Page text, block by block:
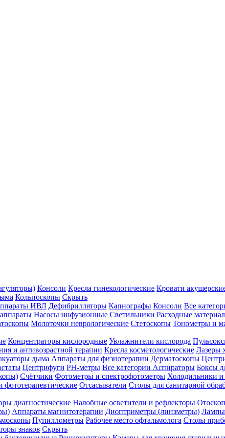
Консоли Кресла гинекологические Кровати
Кольпоскопы Скрыть
ИВЛ Дефибрилляторы Капнографы Консоли Все
Насосы инфузионные Светильники Расходные
Молоточки неврологические Стетоскопы Тонометры и
Концентраторы кислородные Увлажнители кислорода
и антивозрастной терапии Кресла косметологические Лазеры
дыма Аппараты для физиотерапии Дерматоскопы
Центрифуги PH-метры Все категории Аспираторы Боксы
Счётчики Фотометры и спектрофотометры Холодильники
фототерапевтические Отсасыватели Столы для санитарной
диагностические Налобные осветители и рефлекторы
Аппараты магнитотерапии Диоптриметры (линзметры)
Пупиллометры Рабочее место офтальмолога Столы
знаков Скрыть